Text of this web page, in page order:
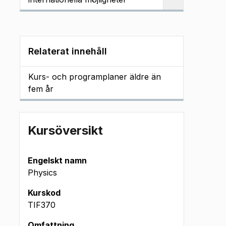
Relaterat innehåll
Kurs- och programplaner äldre än
fem år
Kursöversikt
Engelskt namn
Physics
Kurskod
TIF370